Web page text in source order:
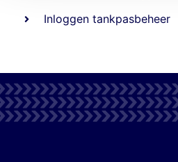
Inloggen tankpasbeheer